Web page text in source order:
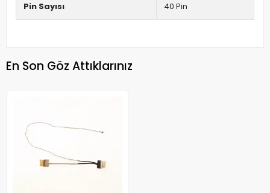
Pin Sayısı 40 Pin
En Son Göz Attıklarınız